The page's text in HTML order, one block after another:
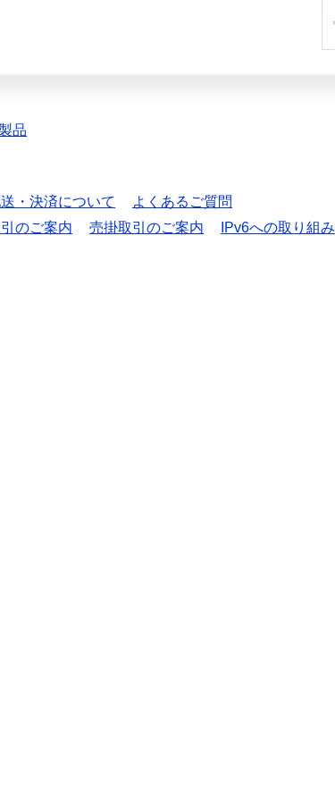
品
・決済について
よくあるご質問
のご案内 売掛取引のご案内
IPv6への取り組み